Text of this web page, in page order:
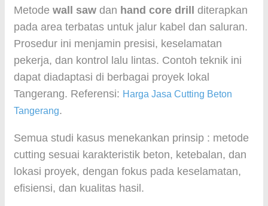
Metode wall saw dan hand core drill
diterapkan
pada area terbatas untuk jalur kabel dan saluran.
Prosedur ini menjamin presisi, keselamatan
pekerja, dan kontrol lalu lintas. Contoh teknik ini
dapat diadaptasi di berbagai proyek lokal
Tangerang. Referensi: Harga Jasa Cutting Beton
Tangerang.
Semua studi kasus menekankan prinsip : metode
cutting sesuai karakteristik beton, ketebalan, dan
lokasi proyek, dengan fokus pada keselamatan,
efisiensi, dan kualitas hasil.